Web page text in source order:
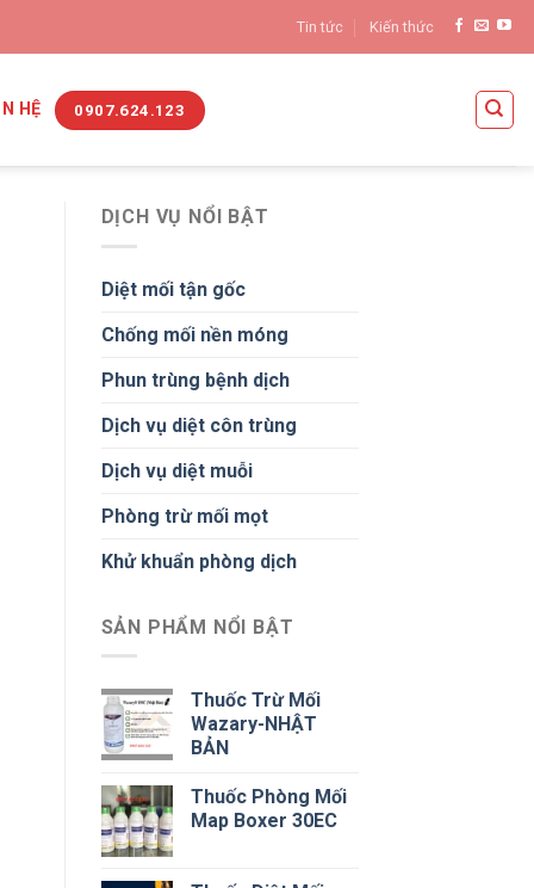
Tin tức Kiến thức
HỆ 0907.624.123
DỊCH VỤ NỔI BẬT
Diệt mối tận gốc
Chống mối nền móng
Phun trùng bệnh dịch
Dịch vụ diệt côn trùng
Dịch vụ diệt muỗi
Phòng trừ mối mọt
Khử khuẩn phòng dịch
SẢN PHẨM NỔI BẬT
Thuốc Trừ Mối
Wazary-NHẬT
BẢN
Thuốc Phòng Mối
Map Boxer 30EC